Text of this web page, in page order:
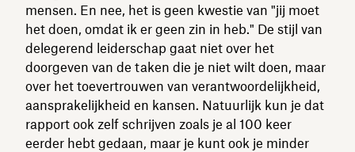
mensen. En nee, het is geen kwestie van "jij moet
het doen, omdat ik er geen zin in heb." De stijl van
delegerend leiderschap gaat niet over het
doorgeven van de taken die je niet wilt doen, maar
over het toevertrouwen van verantwoordelijkheid,
aansprakelijkheid en kansen. Natuurlijk kun je dat
rapport ook zelf schrijven zoals je al 100 keer
eerder hebt gedaan, maar je kunt ook je minder